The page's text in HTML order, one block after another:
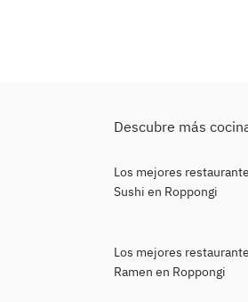
Descubre más
Los mejores
Sushi en Roppongi
Los mejores
Ramen en Roppongi